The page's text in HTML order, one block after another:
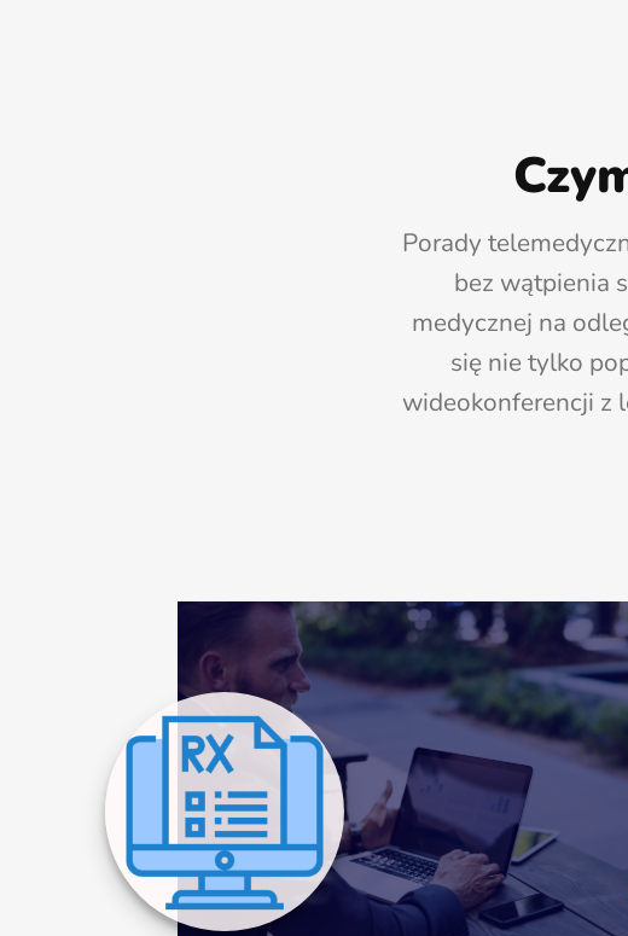
Porady
bez wątpienia
medycznej na
się nie tylko
wideokonferencji z